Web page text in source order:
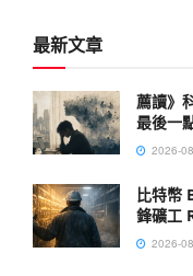
最新文章
薦讀》
最後一
2026-
比特幣
鋒礦工
2026-